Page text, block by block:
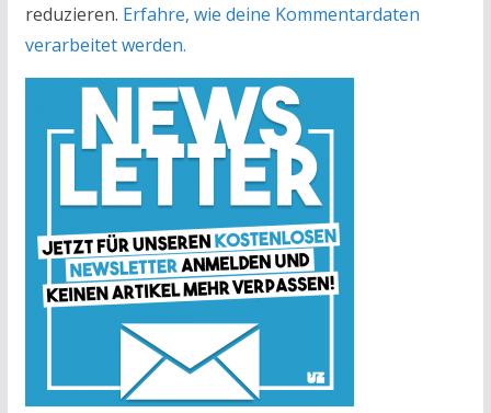
reduzieren. Erfahre, wie deine Kommentardaten
verarbeitet werden.